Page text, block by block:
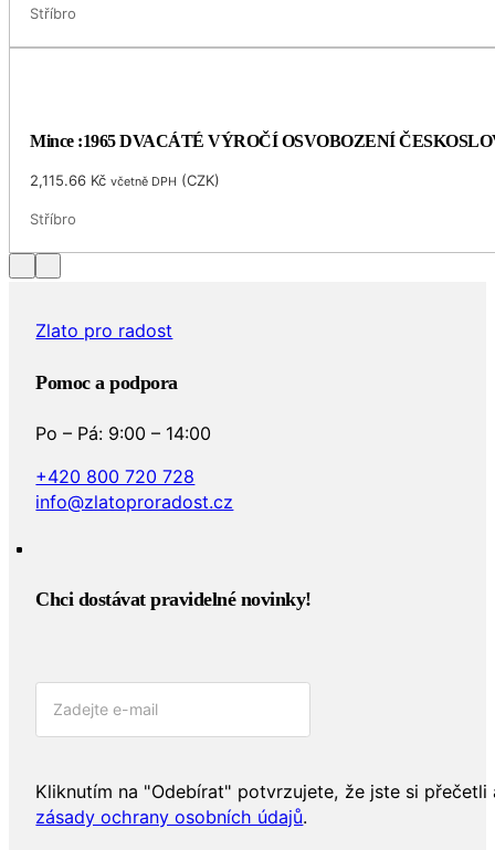
Stříbro
Mince :1965 DVACÁTÉ VÝROČÍ OSVOBOZENÍ
2,115.66 Kč včetně DPH (CZK)
Stříbro
Zlato pro radost
Pomoc a podpora
Po – Pá: 9:00 – 14:00
+420 800 720 728
info@zlatoproradost.cz
Chci dostávat pravidelné novinky!​
Kliknutím na "Odebírat" potvrzujete, že jste si přečetli
zásady ochrany osobních údajů.